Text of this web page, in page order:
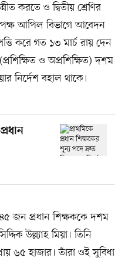
করতে ও দ্বিতীয় শ্রেণির
আপিল বিভাগে আবেদন
করে গত ১৩ মার্চ রায় দেন
ও অপ্রশিক্ষিত) দশম
নির্দেশ বহাল থাকে।
জন প্রধান শিক্ষককে দশম
উল্ল্যাহ মিয়া। তিনি
৬৫ হাজার। তাঁরা ওই সুবিধা